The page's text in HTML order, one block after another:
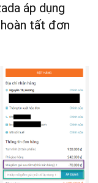
áp dụng
tất đơn